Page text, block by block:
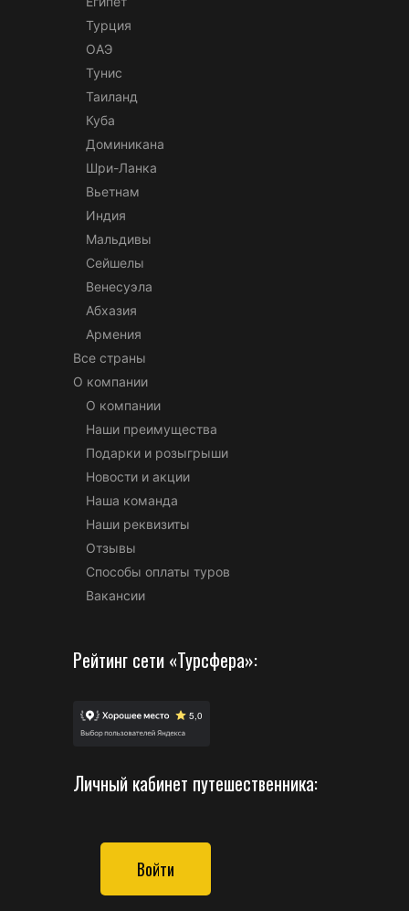
Турция
ОАЭ
Тунис
Таиланд
Куба
Доминикана
Шри-Ланка
Вьетнам
Индия
Мальдивы
Сейшелы
Венесуэла
Абхазия
Армения
Все страны
О компании
О компании
Наши преимущества
Подарки и розыгрыши
Новости и акции
Наша команда
Наши реквизиты
Отзывы
Способы оплаты туров
Вакансии
Рейтинг сети «Турсфера»:
Личный кабинет путешественника:
Войти